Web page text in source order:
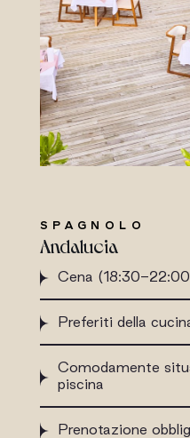
SPAGNOLO
Andalucia
Cena (18:30-
Preferiti della
Comodamente
piscina
Prenotazione